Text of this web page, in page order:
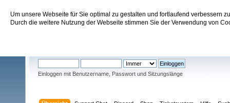
Um unsere Webseite für Sie optimal zu gestalten und fortlaufend verbessern
Durch die weitere Nutzung der Webseite stimmen Sie der Verwendung von
Sundtek Support Forum
Einloggen mit Benutzername, Passwort und Sitzungslänge